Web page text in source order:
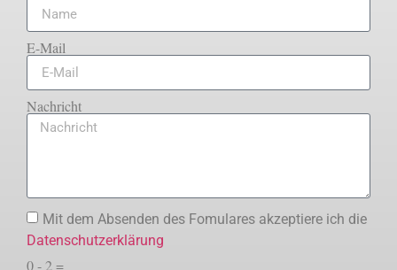
E-Mail
Nachricht
Mit dem Absenden des Fomulares akzeptiere ich die
Datenschutzerklärung
0 - 2 =